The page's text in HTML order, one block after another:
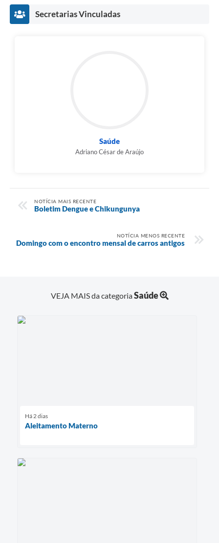
Secretarias Vinculadas
Saúde
Adriano César de Araújo
NOTÍCIA MAIS RECENTE
Boletim Dengue e Chikungunya
NOTÍCIA MENOS RECENTE
Domingo com o encontro mensal de carros antigos
VEJA MAIS da categoriaSaúde
Há 2 dias
Aleitamento Materno